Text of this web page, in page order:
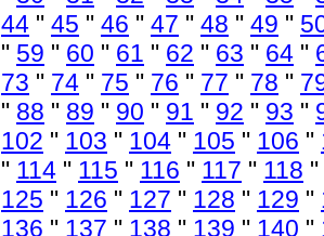
44 " 45 " 46 " 47 " 48 " 49 "
" 59 " 60 " 61 " 62 " 63 " 64 "
73 " 74 " 75 " 76 " 77 " 78 "
" 88 " 89 " 90 " 91 " 92 " 93 "
102 " 103 " 104 " 105 " 106 "
" 114 " 115 " 116 " 117 " 118 "
125 " 126 " 127 " 128 " 129 "
136 " 137 " 138 " 139 " 140 "